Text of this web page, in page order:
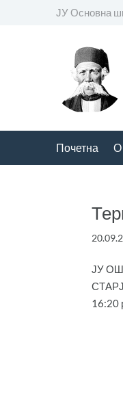
ЈУ Основна
Почетна О
ЈУ ОШ
16:20